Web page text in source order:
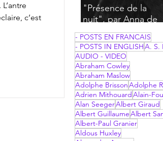
c’est
"Présence de la
nuit", par Anna de
Noailles
- POSTS EN FRANCAIS
- POSTS IN ENGLISHA. S.
AUDIO - VIDEO
Abraham Cowley
Abraham Maslow
Adolphe BrissonAdolphe
Adrien Mithouard Alain-
Alan SeegerAlbert Giraud
Albert GuillaumeAlbert
Albert-Paul Granier
Aldous Huxley